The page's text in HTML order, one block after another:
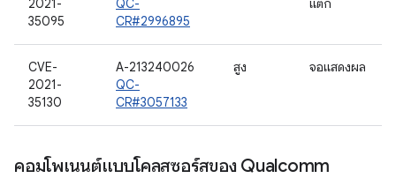
2021-
35095
QC-
CR#2996895
แตก
CVE-
2021-
35130
A-213240026
QC-
CR#3057133
สูง จอแสดงผล
คอมโพเนนต์แบบโคลสซอร์สของ Qualcomm